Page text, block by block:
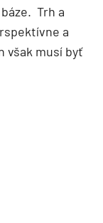
Trh a
a
však musí byť